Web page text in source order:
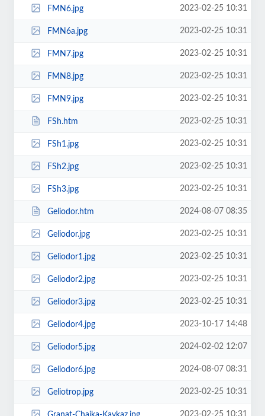
FMN6.jpg 2023-02-25 10:31
FMN6a.jpg 2023-02-25 10:31
FMN7.jpg 2023-02-25 10:31
FMN8.jpg 2023-02-25 10:31
FMN9.jpg 2023-02-25 10:31
FSh.htm 2023-02-25 10:31
FSh1.jpg 2023-02-25 10:31
FSh2.jpg 2023-02-25 10:31
FSh3.jpg 2023-02-25 10:31
Geliodor.htm 2024-08-07 08:35
Geliodor.jpg 2023-02-25 10:31
Geliodor1.jpg 2023-02-25 10:31
Geliodor2.jpg 2023-02-25 10:31
Geliodor3.jpg 2023-02-25 10:31
Geliodor4.jpg 2023-10-17 14:48
Geliodor5.jpg 2024-02-02 12:07
Geliodor6.jpg 2024-08-07 08:31
Geliotrop.jpg 2023-02-25 10:31
2023-02-25 10:31